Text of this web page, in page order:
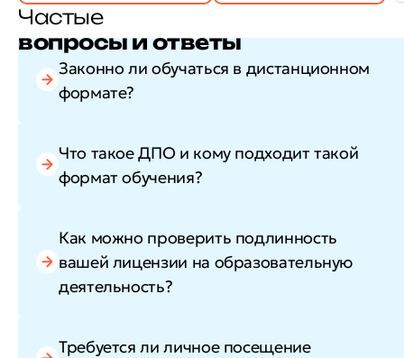
Частые
вопросы и ответы
Законно ли обучаться в дистанционном
формате?
Что такое ДПО и кому подходит такой
формат обучения?
Как можно проверить подлинность
вашей лицензии на образовательную
деятельность?
Требуется ли личное посещение